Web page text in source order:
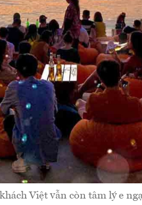
Việt vẫn còn tâm lý e